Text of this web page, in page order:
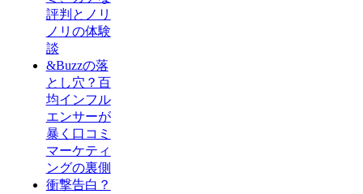
評判とノリ
ノリの体験
談
&Buzzの落
とし穴？百
均インフル
エンサーが
暴く口コミ
マーケティ
ングの裏側
衝撃告白？